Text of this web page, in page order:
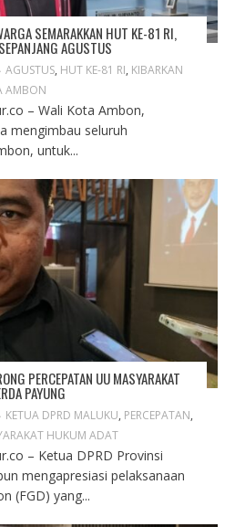
SEMARAKKAN HUT KE-81 RI,
AGUSTUS
AGUSTUS, HUT KE-81 RI, KIBARKAN
AMBON
– Wali Kota Ambon,
mengimbau seluruh
untuk...
PERCEPATAN UU MASYARAKAT
PAYUNG
KETUA DPRD MALUKU, PERCEPATAN,
HUKUM ADAT
– Ketua DPRD Provinsi
mengapresiasi pelaksanaan
(FGD) yang...